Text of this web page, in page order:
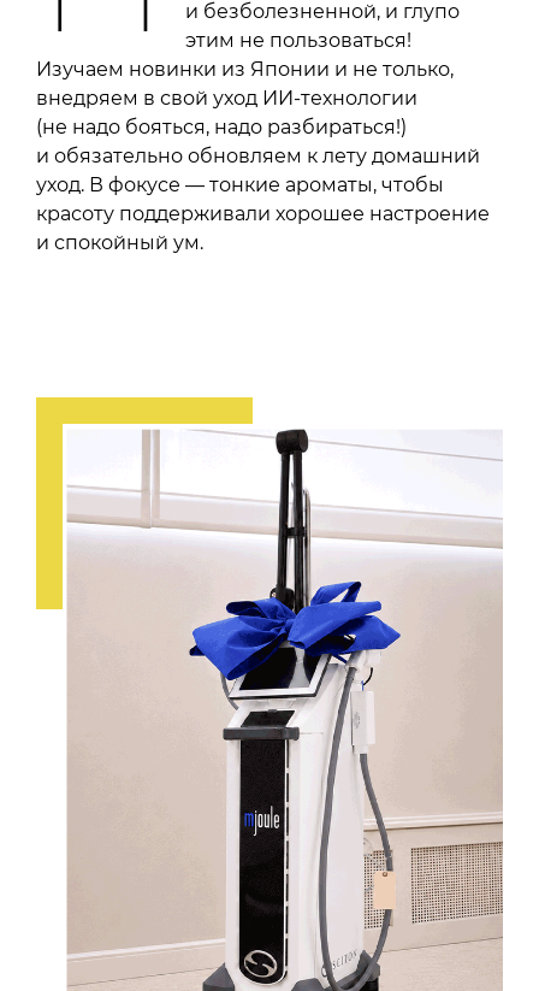
и безболезненной, и глупо
этим не пользоваться!
Изучаем новинки из Японии и не только,
внедряем в свой уход ИИ-технологии
(не надо бояться, надо разбираться!)
и обязательно обновляем к лету домашний
уход. В фокусе — тонкие ароматы, чтобы
красоту поддерживали хорошее настроение
и спокойный ум.